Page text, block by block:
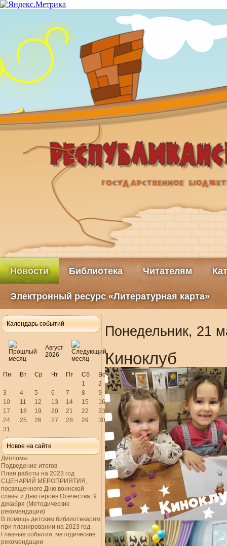
Новости Библиотека Читателям
Электронный ресурс «Литературная карта»
Календарь событий
Август
2026
Пн Вт Ср Чт Пт Сб
Вс
1
2
3
4 5 6 7 8
9
10
11 12 13 14 15
16
17
18 19 20 21 22
23
24
25 26 27 28 29
30
31
Новое на сайте
Дипломы
Подведение итогов
План работы на 2023 год
СЦЕНАРИЙ МЕРОПРИЯТИЯ,
посвященного Дню воинской
славы и Дню героев Отечества, 9
декабря (Методические
рекомендации)
В помощь детским библиотекарям
при планировании на 2023 год.
Главные события. методические
рекомендации
Понедельник, 21
Киноклуб